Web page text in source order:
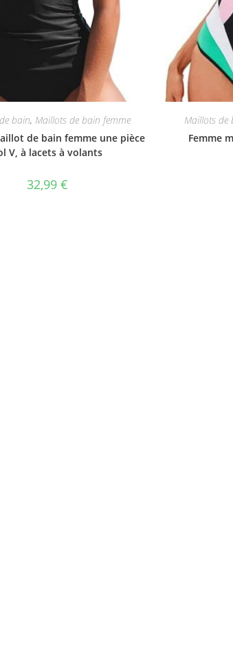
bain, Maillots de bain femme
de bain femme une pièce
V, à lacets à volants
32,99€
Maillots de
Femme